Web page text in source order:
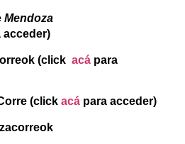
Mendoza
(click acápara
(click acápara acceder)